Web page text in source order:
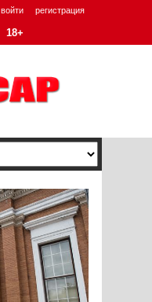
войти регистрация
18+